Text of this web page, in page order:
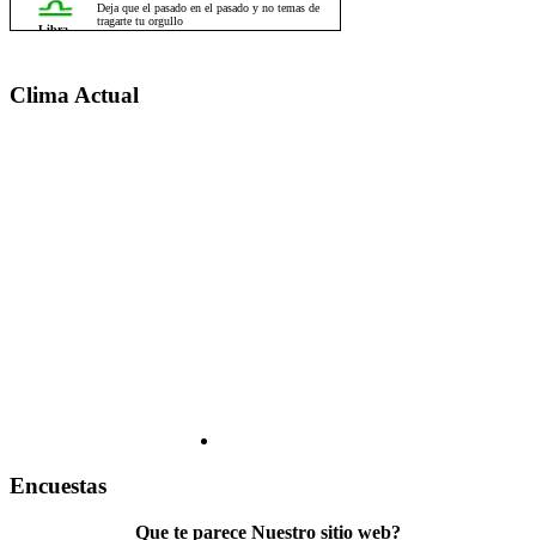
Clima Actual
Encuestas
Que te parece Nuestro sitio web?